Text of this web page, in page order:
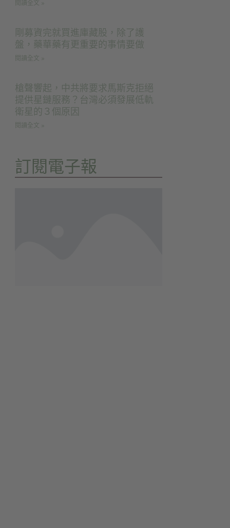
閱讀全文 »
剛募資完就買進庫藏股，除了護
盤，藥華藥有更重要的事情要做
閱讀全文 »
槍聲響起，中共將要求馬斯克拒絕
提供星鏈服務？台灣必須發展低軌
衛星的３個原因
閱讀全文 »
訂閱電子報